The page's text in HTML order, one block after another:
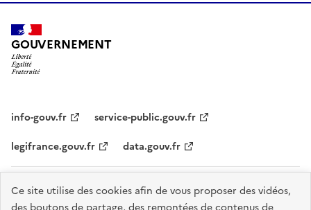
Ce site utilise des cookies afin de vous proposer des vidéos,
GOUVERNEMENT
info-gouv.fr
service-public.gouv.fr
legifrance.gouv.fr
data.gouv.fr
Plan du site Accessibilité : partiellement conforme
Cookies